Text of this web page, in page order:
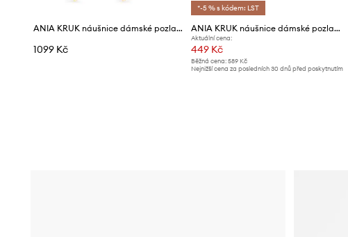
ANIA KRUK náušnice dámské pozlacené stříbrné TRENDY
1099 Kč
*-5 % s kódem: LST
ANIA KRUK náušnice dámské pozlacené kovové ROCK IT
Aktuální cena:
449 Kč
Běžná cena:589 Kč
Nejnižší cena za posledních 30 dnů před poskytnutím